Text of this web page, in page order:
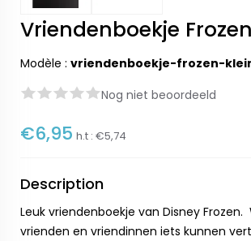
Vriendenboekje
Modèle : vriendenboekje-frozen-
Nog niet beoordeeld
€6,95 h.t : €5,74
Description
Leuk vriendenboekje van Disney Frozen.
vrienden en vriendinnen iets kunnen